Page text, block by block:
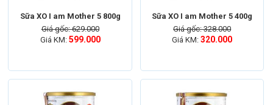
Sữa XO I am Mother 5 800g
Giá gốc: 629.000
Giá KM: 599.000
Sữa XO I am Mother 5 400g
Giá gốc: 328.000
Giá KM:320.000